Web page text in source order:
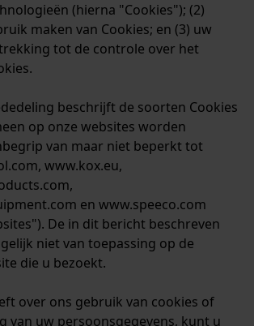
(hierna "Cookies"); (2)
maken van Cookies; en (3) uw
tot de controle over het
beschrijft de soorten Cookies
op onze websites worden
van maar niet beperkt tot
www.kox.eu,
en www.speeco.com
De in dit bericht beschreven
niet van toepassing op de
die u bezoekt.
over ons gebruik van cookies of
van uw persoonsgegevens, kunt u